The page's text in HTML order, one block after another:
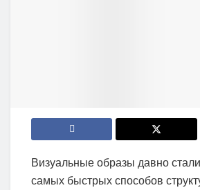
Визуальные образы давно
самых быстрых способов